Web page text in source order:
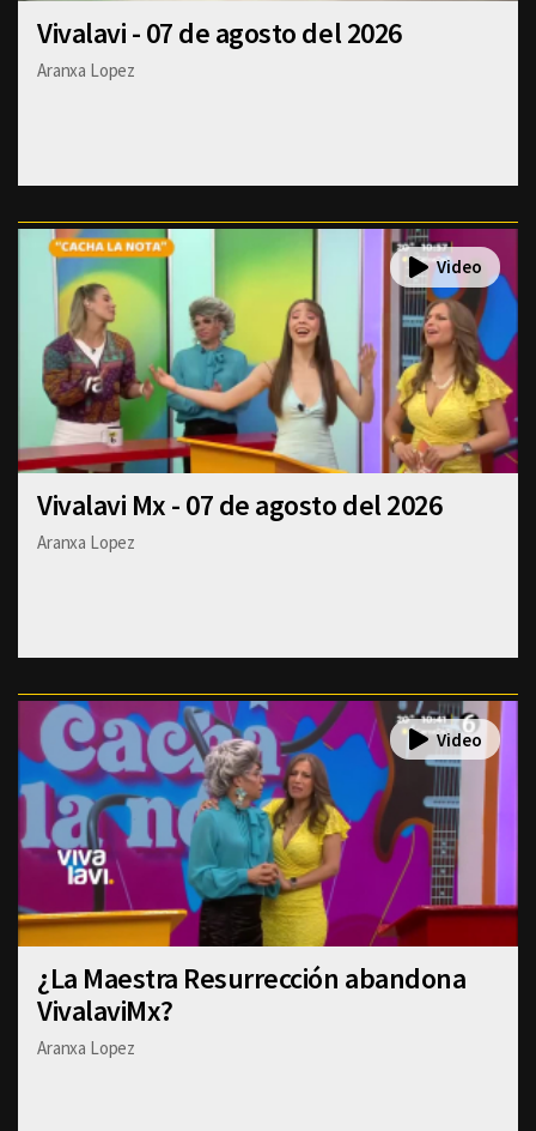
Vivalavi - 07 de agosto del 2026
Aranxa Lopez
Vivalavi Mx - 07 de agosto del 2026
Aranxa Lopez
¿La Maestra Resurrección abandona
VivalaviMx?
Aranxa Lopez